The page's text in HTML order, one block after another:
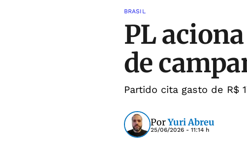
BRASIL
PL
de
Partido cita gasto de R$
PorYuri Abreu
25/06/2026 - 11:14 h